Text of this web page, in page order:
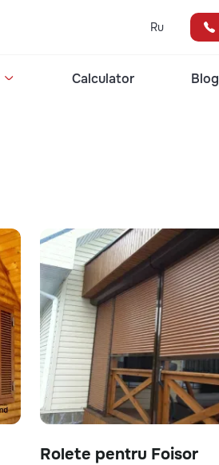
Ru
Calculator Blog
Rolete pentru Foisor